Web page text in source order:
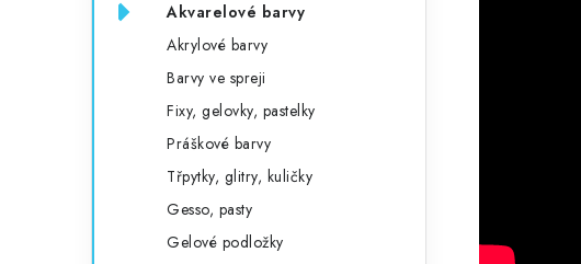
Akvarelové barvy
Akrylové barvy
Barvy ve spreji
Fixy, gelovky, pastelky
Práškové barvy
Třpytky, glitry, kuličky
Gesso, pasty
Gelové podložky